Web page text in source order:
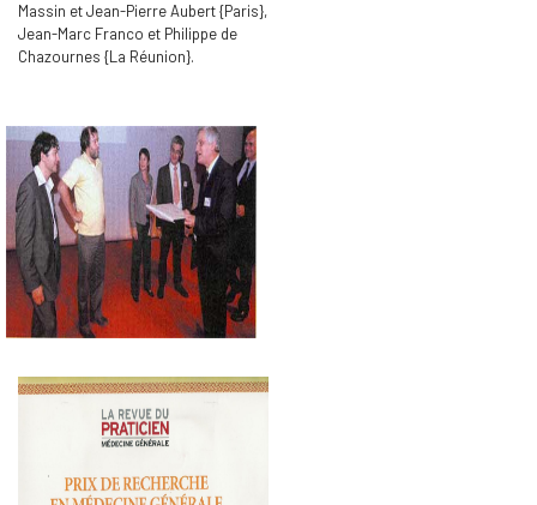
Massin et Jean-Pierre Aubert {Paris},
Jean-Marc Franco et Philippe de
Chazournes {La Réunion}.